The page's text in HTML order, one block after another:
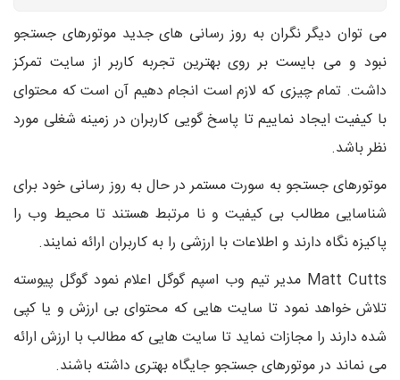
می توان دیگر نگران به روز رسانی های جدید موتورهای جستجو
نبود و می بایست بر روی بهترین تجربه کاربر از سایت تمرکز
داشت. تمام چیزی که لازم است انجام دهیم آن است که محتوای
با کیفیت ایجاد نماییم تا پاسخ گویی کاربران در زمینه شغلی مورد
نظر باشد.
موتورهای جستجو به سورت مستمر در حال به روز رسانی خود برای
شناسایی مطالب بی کیفیت و نا مرتبط هستند تا محیط وب را
پاکیزه نگاه دارند و اطلاعات با ارزشی را به کاربران ارائه نمایند.
Matt Cutts مدیر تیم وب اسپم گوگل اعلام نمود گوگل پیوسته
تلاش خواهد نمود تا سایت هایی که محتوای بی ارزش و یا کپی
شده دارند را مجازات نماید تا سایت هایی که مطالب با ارزش ارائه
می نماند در موتورهای جستجو جایگاه بهتری داشته باشند.